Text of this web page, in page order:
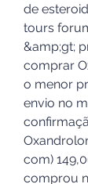
de
tours
&amp;gt;
comprar
o menor
envio no
com)
comprou